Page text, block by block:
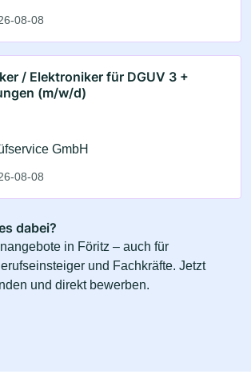
08-08
/ Elektroniker für DGUV 3 +
(m/w/d)
GmbH
08-08
dabei?
in Föritz – auch für
und Fachkräfte. Jetzt
und direkt bewerben.